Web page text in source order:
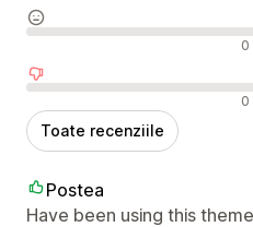
Recenzii neutre 0
Recenzii negative 0
Toate recenziile
Postea
Have been using this